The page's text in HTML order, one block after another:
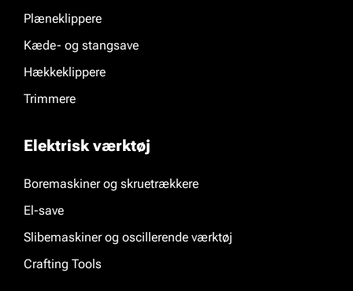
Plæneklippere
Kæde- og stangsave
Hækkeklippere
Trimmere
Elektrisk værktøj
Boremaskiner og skruetrækkere
El-save
Slibemaskiner og oscillerende værktøj
Crafting Tools